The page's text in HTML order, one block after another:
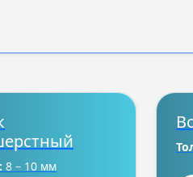
8 – 10 мм